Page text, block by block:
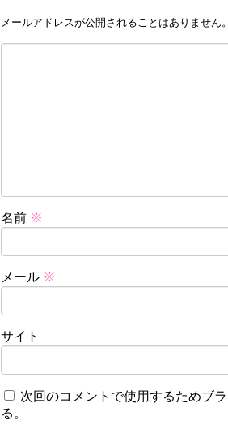
メールアドレスが公開されることはありません。
名前 ※
メール ※
サイト
次回のコメントで使用するためブ
る。